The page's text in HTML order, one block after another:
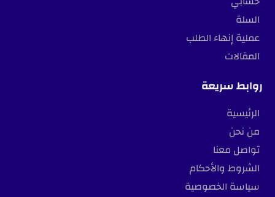
السلة
عملية إنهاء الطلب
المقالات
روابط سريعة
الرئيسية
من نحن
تواصل معنا
الشروط والأحكام
سياسة الخصوصية